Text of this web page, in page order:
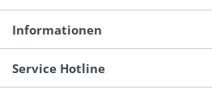
Informationen
Service Hotline